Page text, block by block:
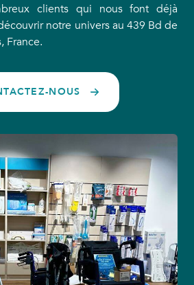
clients qui nous font déjà
notre univers au 439 Bd de
France.
NOUS